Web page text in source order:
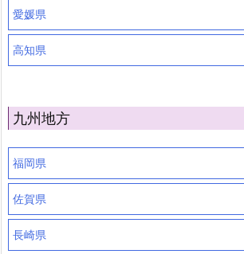
愛媛県
高知県
九州地方
福岡県
佐賀県
長崎県